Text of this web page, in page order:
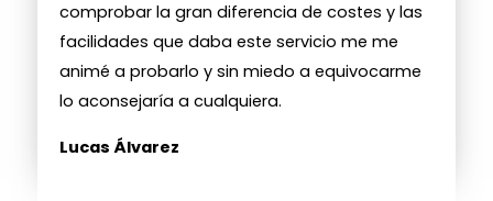
comprobar la gran diferencia de costes y las
facilidades que daba este servicio me me
animé a probarlo y sin miedo a equivocarme
lo aconsejaría a cualquiera.
Lucas Álvarez